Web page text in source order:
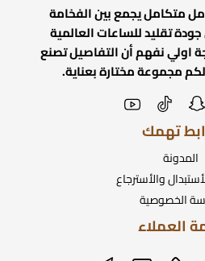
متكامل يجمع بين الفخامة
تقليد للساعات العالمية
اولي نفهم أن التفاصيل تصنع
مجموعة مختارة بعناية.
تهمك
المدونة
والأسترجاع
الخصوصية
العملاء